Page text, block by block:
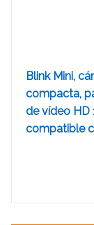
Blink Mini,
compacta,
de vídeo HD
compatible